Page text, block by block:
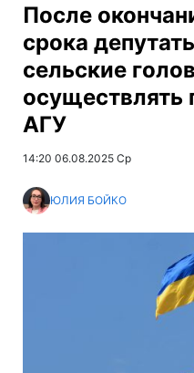
После
срока
сельские
осуществлять
АГУ
14:20 06.08.2025 Ср
ЮЛИЯ БОЙКО